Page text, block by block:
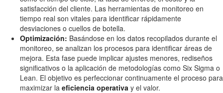
satisfacción del cliente. Las herramientas de monitoreo en
tiempo real son vitales para identificar rápidamente
desviaciones o cuellos de botella.
Optimización: Basándose en los datos recopilados durante el
monitoreo, se analizan los procesos para identificar áreas de
mejora. Esta fase puede implicar ajustes menores, rediseños
significativos o la aplicación de metodologías como Six Sigma o
Lean. El objetivo es perfeccionar continuamente el proceso para
maximizar la eficiencia operativa y el valor.